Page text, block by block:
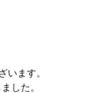
います。
した。